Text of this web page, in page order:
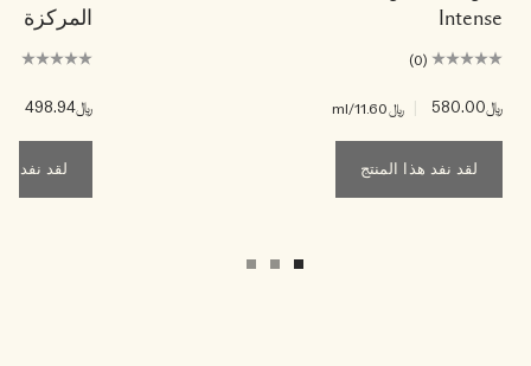
Intense
(0)
﷼580.00 ﷼11.60 /ml
لقد نفد هذا المنتج
المركزة
(0)
﷼498.94
لقد نفد هذا